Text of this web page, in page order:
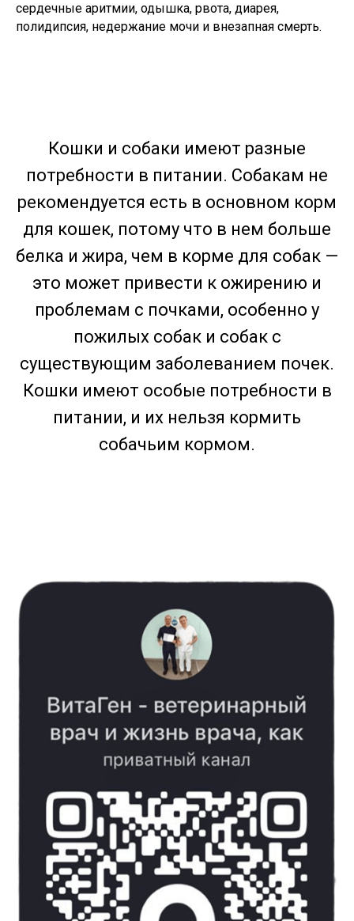
сердечные аритмии, одышка, рвота, диарея,
полидипсия, недержание мочи и внезапная смерть.
Кошки и собаки имеют разные
потребности в питании. Собакам не
рекомендуется есть в основном корм
для кошек, потому что в нем больше
белка и жира, чем в корме для собак —
это может привести к ожирению и
проблемам с почками, особенно у
пожилых собак и собак с
существующим заболеванием почек.
Кошки имеют особые потребности в
питании, и их нельзя кормить
собачьим кормом.